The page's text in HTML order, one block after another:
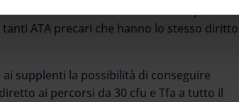
diritto. – evidenzia Pacifici – Non è più
ATA precari che hanno lo stesso diritto
supplenti la possibilità di conseguire
ai percorsi da 30 cfu e Tfa a tutto il